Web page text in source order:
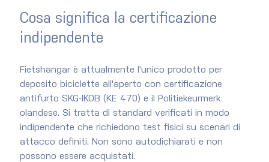
Cosa significa la certificazione
indipendente
Fietshangar è attualmente l'unico prodotto per
deposito biciclette all'aperto con certificazione
antifurto SKG-IKOB (KE 470) e il Politiekeurmerk
olandese. Si tratta di standard verificati in modo
indipendente che richiedono test fisici su scenari di
attacco definiti. Non sono autodichiarati e non
possono essere acquistati.